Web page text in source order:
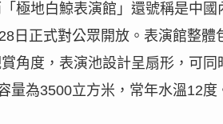
極地白鯨表演館」還號稱是中
28 日正式對公眾開放。表演館整體
角度，表演池設計呈扇形，可同
量為3500立方米，常年水溫12度